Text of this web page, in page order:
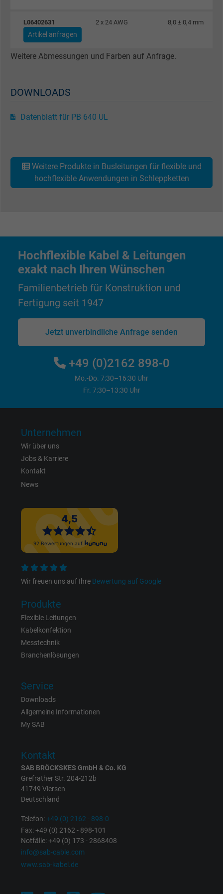
Anbieter Google LLC
Laufzeit 1 Jahr
Name test_cookie, Google DoubleClick
Anbieter Google LLC
Laufzeit 15 Minuten
Zweck
Enthält eine zufällig generierte Benutzer-ID.
Mithilfe dieser ID kann Google den Nutzer
verschiedenen Websites
domänenübergreifend erkennen und
personalisierte Werbung anzeigen.
Name
Anbieter Google LLC, Google Ads
Laufzeit
Zweck
Name
Anbieter Google Ads Conversion Tracking, Google LLC
Zweck Dies ist ein Conversion Tracking-Service.
Name NID, Google Maps
Anbieter
Zweck
Die ID wird für gezielte Werbung genutzt.
Anbieter Facebook Ireland Ltd.
Laufzeit
Zweck
Anzeigenausrichtung und
Name act, Facebook Pixel
L06402631 2 x 24 AWG 8,0 ± 0,4 mm
Artikel anfragen
Weitere Abmessungen und Farben auf Anfrage.
DOWNLOADS
Datenblatt für PB 640 UL
Weitere Produkte in Busleitungen für flexible und
hochflexible Anwendungen in Schleppketten
Hochflexible Kabel & Leitungen
exakt nach Ihren Wünschen
Familienbetrieb für Konstruktion und
Fertigung seit 1947
Jetzt unverbindliche Anfrage senden
+49 (0)2162 898-0
Mo.-Do. 7:30–16:30 Uhr
Fr. 7:30–13:30 Uhr
Unternehmen
Wir über uns
Jobs & Karriere
Kontakt
News
Wir freuen uns auf Ihre Bewertung auf Google
Produkte
Flexible Leitungen
Kabelkonfektion
Messtechnik
Branchenlösungen
Service
Downloads
Allgemeine Informationen
My SAB
Kontakt
SAB BRÖCKSKES GmbH & Co. KG
Grefrather Str. 204-212b
41749 Viersen
Deutschland
Telefon:+49 (0) 2162 - 898-0
Fax: +49 (0) 2162 - 898-101
Notfälle: +49 (0) 173 - 2868408
info@sab-cable.com
www.sab-kabel.de